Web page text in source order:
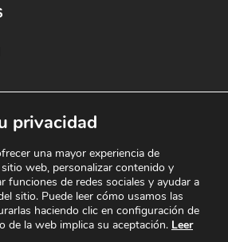
privacidad
una mayor experiencia de
web, personalizar contenido y
funciones de redes sociales y ayudar a
sitio. Puede leer cómo usamos las
haciendo clic en configuración de
de la web implica su aceptación. Leer